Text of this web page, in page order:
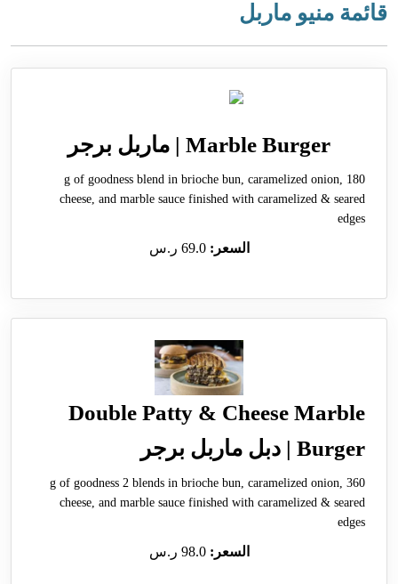
قائمة منيو ماربل
Marble Burger | ماربل برجر
180 g of goodness blend in brioche bun, caramelized onion,
cheese, and marble sauce finished with caramelized & seared
edges
السعر:69.0 ر.س
Double Patty & Cheese Marble
Burger | دبل ماربل برجر
360 g of goodness 2 blends in brioche bun, caramelized onion,
cheese, and marble sauce finished with caramelized & seared
edges
السعر:98.0 ر.س